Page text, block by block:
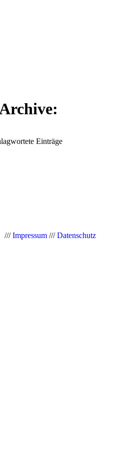
Einträge
///Impressum ///Datenschutz